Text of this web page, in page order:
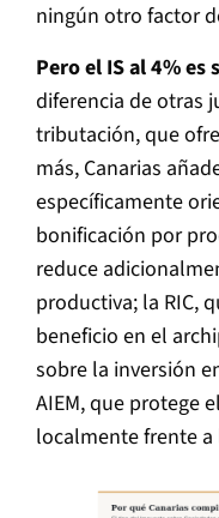
ningún otro factor
Pero el IS al 4%
diferencia de otras
tributación, que
más, Canarias
específicamente
bonificación por
reduce
productiva; la RIC,
beneficio en el
sobre la inversión
AIEM, que protege
localmente frente